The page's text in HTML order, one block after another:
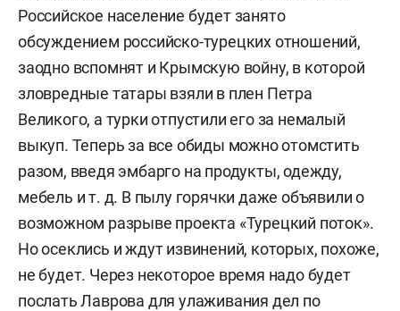
Российское население будет занято
обсуждением российско-турецких отношений,
заодно вспомнят и Крымскую войну, в которой
зловредные татары взяли в плен Петра
Великого, а турки отпустили его за немалый
выкуп. Теперь за все обиды можно отомстить
разом, введя эмбарго на продукты, одежду,
мебель и т. д. В пылу горячки даже объявили о
возможном разрыве проекта «Турецкий поток».
Но осеклись и ждут извинений, которых, похоже,
не будет. Через некоторое время надо будет
послать Лаврова для улаживания дел по